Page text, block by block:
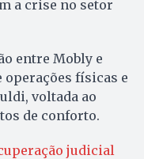
a crise no setor
entre Mobly e
operações físicas e
voltada ao
de conforto.
judicial